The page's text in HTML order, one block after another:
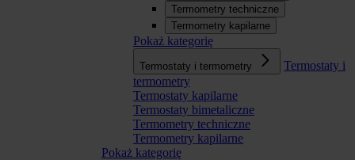
Termometry techniczne
Termometry kapilarne
Pokaż kategorię
Termostaty i termometry
Termostaty i
termometry
Termostaty kapilarne
Termostaty bimetaliczne
Termometry techniczne
Termometry kapilarne
Pokaż kategorię